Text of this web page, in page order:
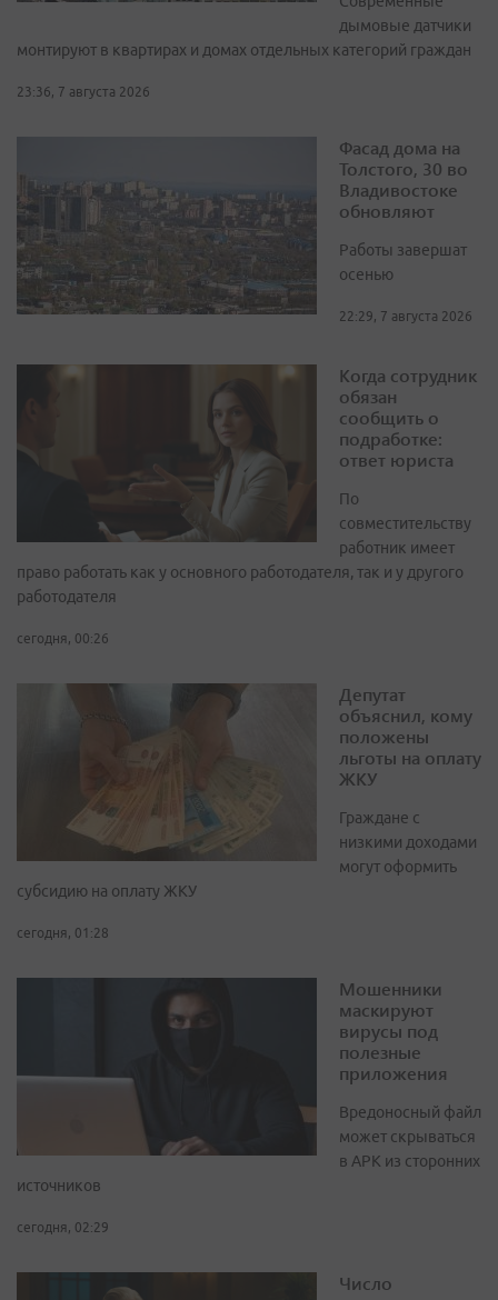
дымовые датчики
монтируют в квартирах и домах отдельных категорий граждан
23:36, 7 августа 2026
Фасад дома на
Толстого, 30 во
Владивостоке
обновляют
Работы завершат
осенью
22:29, 7 августа 2026
Когда сотрудник
обязан
сообщить о
подработке:
ответ юриста
По
совместительству
работник имеет
право работать как у основного работодателя, так и у другого
работодателя
сегодня, 00:26
Депутат
объяснил, кому
положены
льготы на оплату
ЖКУ
Граждане с
низкими доходами
могут оформить
субсидию на оплату ЖКУ
сегодня, 01:28
Мошенники
маскируют
вирусы под
полезные
приложения
Вредоносный файл
может скрываться
в APK из сторонних
источников
сегодня, 02:29
Число